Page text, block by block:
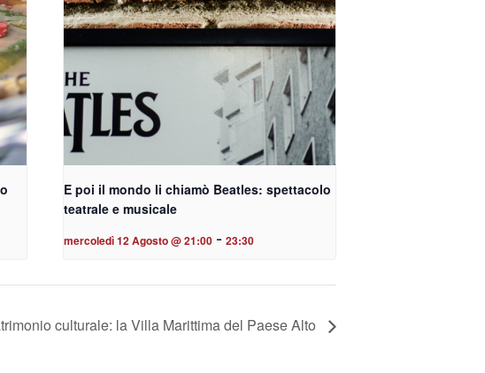
E poi il mondo li chiamò Beatles: spettacolo
teatrale e musicale
mercoledì 12 Agosto @ 21:00 - 23:30
culturale: la Villa Marittima del Paese Alto